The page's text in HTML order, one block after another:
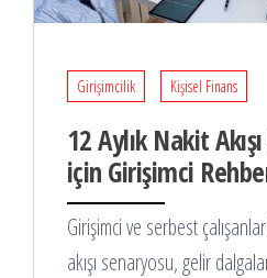
Girişimcilik Kişisel Finans
12 Aylık Nakit
için Girişimci
Girişimci ve serbest
akışı senaryosu, gelir